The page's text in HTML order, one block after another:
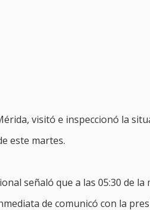
visitó e inspeccionó la
este martes.
señaló que a las 05:30 de
de comunicó con la